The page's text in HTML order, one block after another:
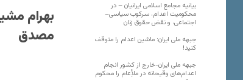
بهرام
مصدق
بیانیه مجامع اسلامی ایرانیان – در
محکومیت اعدام، سرکوب سیاسی–
اجتماعی، و نقض حقوق زنان
جبهه ملی ایران: ماشین اعدام را متوقف
کنید!
جبهه ملی ایران-خارج از کشور انجام
اعدام‌های وقیحانه در ملأِعام را محکوم